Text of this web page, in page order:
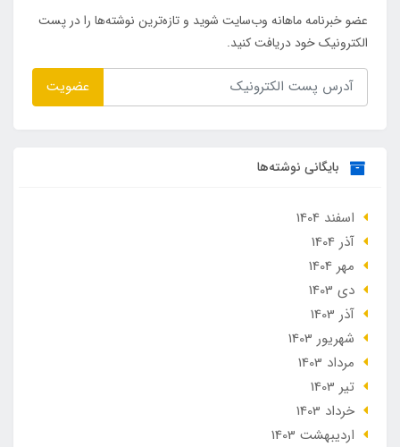
عضو خبرنامه ماهانه وب‌سایت شوید و تازه‌ترین نوشته‌ها را در پست
الکترونیک خود دریافت کنید.
عضویت
بایگانی نوشته‌ها
اسفند 1404
آذر 1404
مهر 1404
دی 1403
آذر 1403
شهریور 1403
مرداد 1403
تير 1403
خرداد 1403
ارديبهشت 1403